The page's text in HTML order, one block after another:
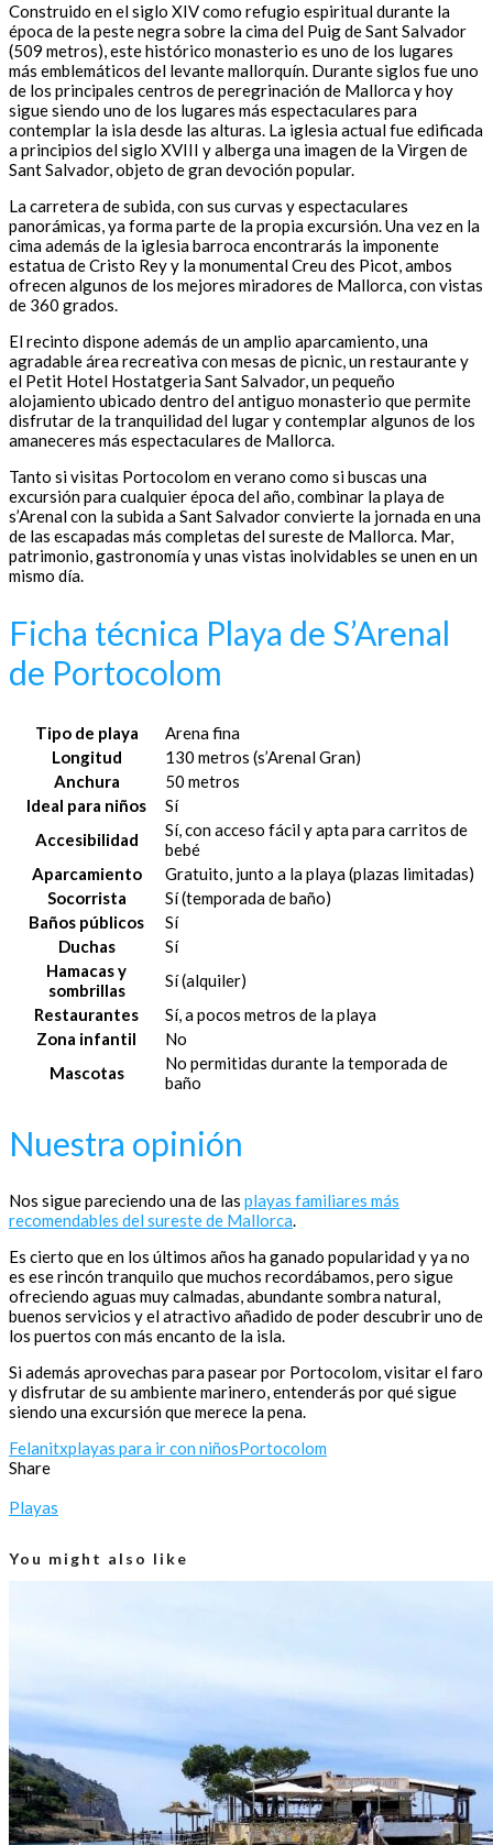
Construido en el siglo XIV como refugio espiritual durante la
época de la peste negra sobre la cima del Puig de Sant Salvador
(509 metros), este histórico monasterio es uno de los lugares
más emblemáticos del levante mallorquín. Durante siglos fue uno
de los principales centros de peregrinación de Mallorca y hoy
sigue siendo uno de los lugares más espectaculares para
contemplar la isla desde las alturas. La iglesia actual fue edificada
a principios del siglo XVIII y alberga una imagen de la Virgen de
Sant Salvador, objeto de gran devoción popular.
La carretera de subida, con sus curvas y espectaculares
panorámicas, ya forma parte de la propia excursión. Una vez en la
cima además de la iglesia barroca encontrarás la imponente
estatua de Cristo Rey y la monumental Creu des Picot, ambos
ofrecen algunos de los mejores miradores de Mallorca, con vistas
de 360 grados.
El recinto dispone además de un amplio aparcamiento, una
agradable área recreativa con mesas de picnic, un restaurante y
el Petit Hotel Hostatgeria Sant Salvador, un pequeño
alojamiento ubicado dentro del antiguo monasterio que permite
disfrutar de la tranquilidad del lugar y contemplar algunos de los
amaneceres más espectaculares de Mallorca.
Tanto si visitas Portocolom en verano como si buscas una
excursión para cualquier época del año, combinar la playa de
s’Arenal con la subida a Sant Salvador convierte la jornada en una
de las escapadas más completas del sureste de Mallorca. Mar,
patrimonio, gastronomía y unas vistas inolvidables se unen en un
mismo día.
Ficha técnica Playa de S’Arenal
de Portocolom
Tipo de playa
Arena fina
Longitud
130 metros (s’Arenal Gran)
Anchura
50 metros
Ideal para niños
Sí
Accesibilidad
Sí, con acceso fácil y apta para carritos de
bebé
Aparcamiento
Gratuito, junto a la playa (plazas limitadas)
Socorrista
Sí (temporada de baño)
Baños públicos
Sí
Duchas
Sí
Hamacas y
sombrillas
Sí (alquiler)
Restaurantes
Sí, a pocos metros de la playa
Zona infantil
No
Mascotas
No permitidas durante la temporada de
baño
Nuestra opinión
Nos sigue pareciendo una de las playas familiares más
recomendables del sureste de Mallorca.
Es cierto que en los últimos años ha ganado popularidad y ya no
es ese rincón tranquilo que muchos recordábamos, pero sigue
ofreciendo aguas muy calmadas, abundante sombra natural,
buenos servicios y el atractivo añadido de poder descubrir uno de
los puertos con más encanto de la isla.
Si además aprovechas para pasear por Portocolom, visitar el faro
y disfrutar de su ambiente marinero, entenderás por qué sigue
siendo una excursión que merece la pena.
Felanitxplayas para ir con niñosPortocolom
Share
Playas
You might also like